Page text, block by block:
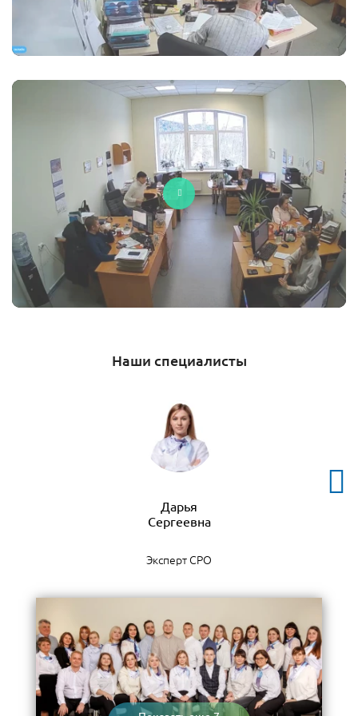
Наши специалисты
Дарья
Сергеевна
Эксперт СРО